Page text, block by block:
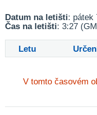
Datum na letišti: pátek
Čas na letišti: 3:27
Letu
V tomto časovém